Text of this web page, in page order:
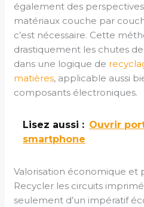
également des
matériaux couche par
c’est nécessaire. Cette
drastiquement les chutes
dans une logique de
matières, applicable aussi
composants électroniques.
Lisez aussi : Ouvrir
smartphone
Valorisation économique et
Recycler les circuits
seulement d’un impératif